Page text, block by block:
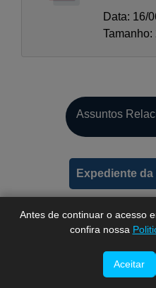
Antes de continuar o acesso
confira nossa
Aceitar
Data: 16/
Tamanho:
Assuntos
Expediente da
Imprimir esta